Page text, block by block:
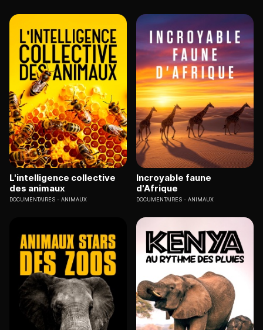
L'intelligence collective
des animaux
DOCUMENTAIRES ANIMAUX
Incroyable faune
d'Afrique
DOCUMENTAIRES ANIMAUX